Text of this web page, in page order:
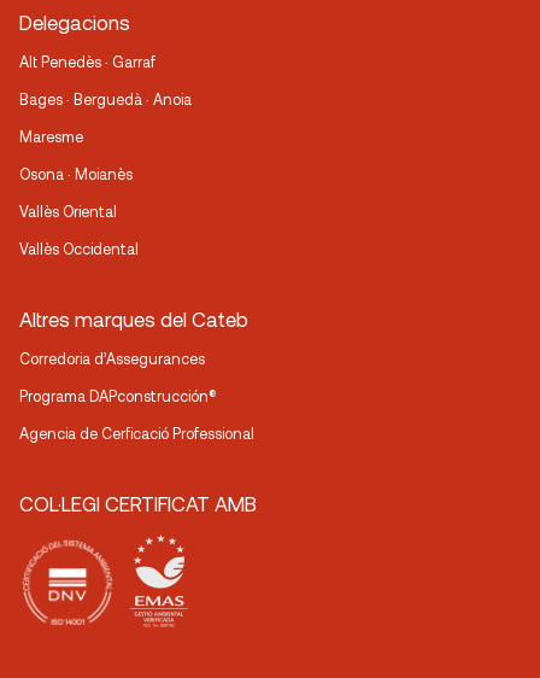
Delegacions
Alt Penedès · Garraf
Bages · Berguedà · Anoia
Maresme
Osona · Moianès
Vallès Oriental
Vallès Occidental
Altres marques del Cateb
Corredoria d’Assegurances
Programa DAPconstrucción®
Agencia de Cerficació Professional
COL·LEGI CERTIFICAT AMB